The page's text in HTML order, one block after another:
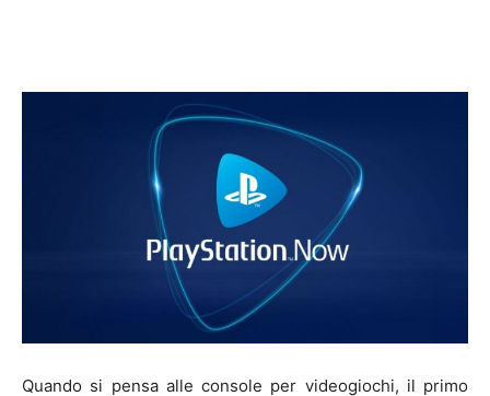
Quando si pensa alle console per videogiochi, il primo